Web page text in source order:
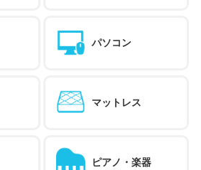
パソコン
マットレス
ピアノ・楽器